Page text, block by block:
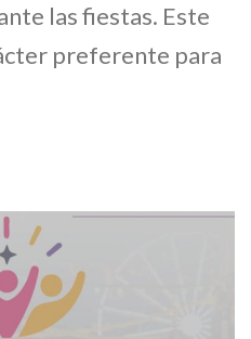
las fiestas. Este
preferente para